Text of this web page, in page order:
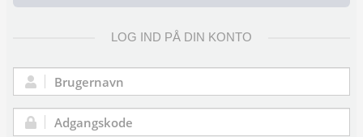
LOG IND PÅ DIN KONTO
Brugernavn:
Adgangskode: